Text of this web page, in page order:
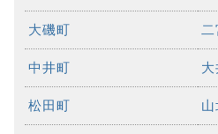
大磯町
中井町
松田町